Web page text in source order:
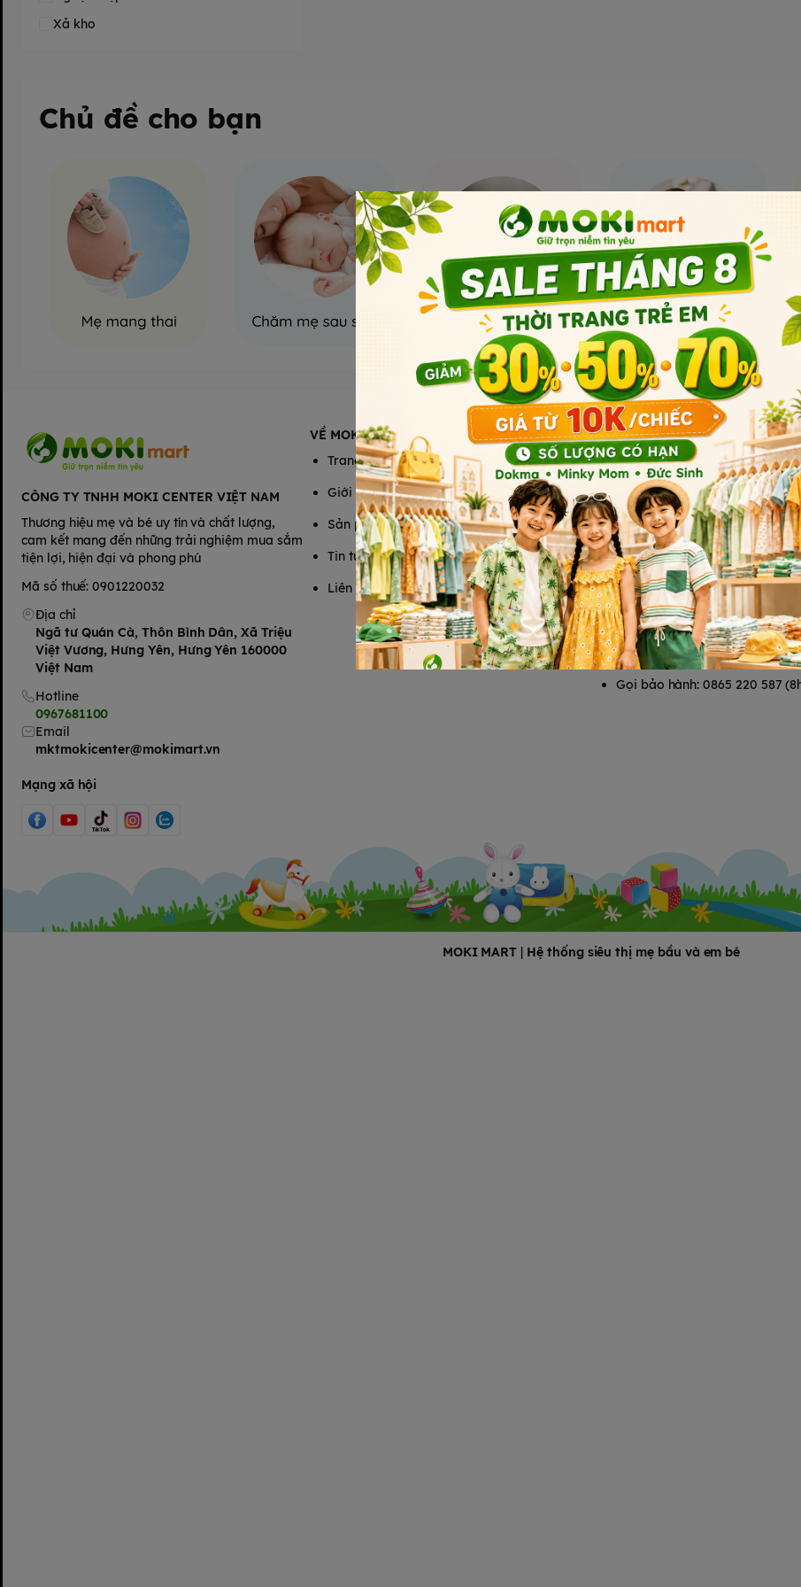
Xả kho
Chủ đề cho bạn
CÔNG TY TNHH MOKI CENTER VIỆT NAM
Thương hiệu mẹ và bé uy tín và chất lượng,
cam kết mang đến những trải nghiệm mua sắm
tiện lợi, hiện đại và phong phú
Mã số thuế: 0901220032
Địa chỉ
Ngã tư Quán Cà, Thôn Bình Dân, Xã Triệu
Việt Vương, Hưng Yên, Hưng Yên 160000
Việt Nam
Hotline
0967681100
Email
mktmokicenter@mokimart.vn
Mạng xã hội
VỀ MOKIMART
Trang chủ
Giới thiệu
Sản phẩm
Tin tức
Liên hệ
HỖ TRỢ KHÁCH HÀNG
Chính sách bảo mật
Chính sách vận chuyển
Chính sách đổi trả
Chính sách bảo hành
Phương thức thanh toán
Tổng đài hỗ trợ
Gọi mua hàng: 0865 220 587
Gọi bảo hành: 0865 220 587
MOKI MART | Hệ thống siêu thị mẹ bầu và em bé